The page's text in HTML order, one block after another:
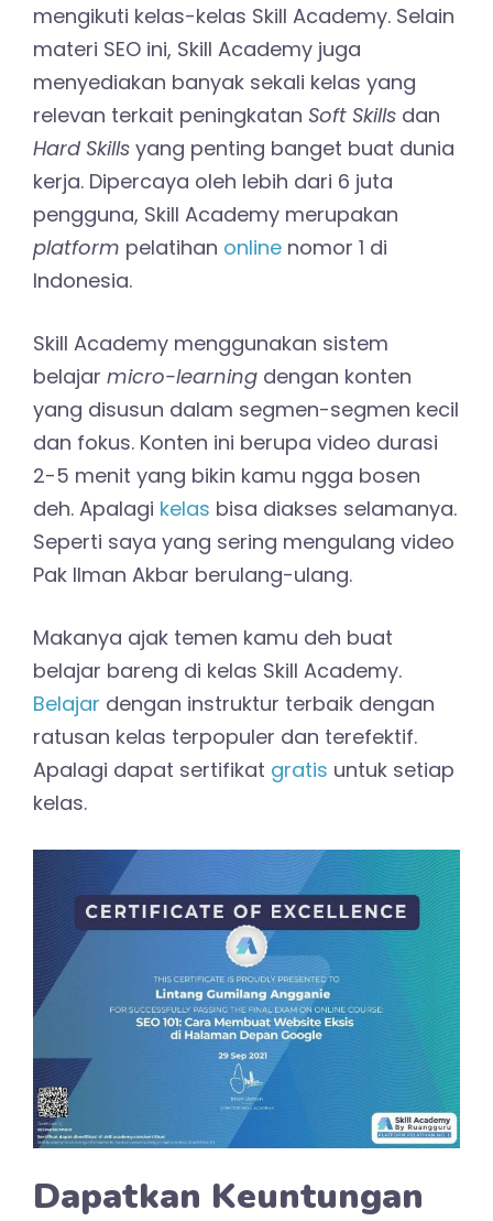
mengikuti kelas-kelas Skill Academy. Selain
materi SEO ini, Skill Academy juga
menyediakan banyak sekali kelas yang
relevan terkait peningkatan Soft Skills dan
Hard Skills yang penting banget buat dunia
kerja. Dipercaya oleh lebih dari 6 juta
pengguna, Skill Academy merupakan
platform pelatihan online nomor 1 di
Indonesia.
Skill Academy menggunakan sistem
belajar micro-learning dengan konten
yang disusun dalam segmen-segmen kecil
dan fokus. Konten ini berupa video durasi
2-5 menit yang bikin kamu ngga bosen
deh. Apalagi kelas bisa diakses selamanya.
Seperti saya yang sering mengulang video
Pak Ilman Akbar berulang-ulang.
Makanya ajak temen kamu deh buat
belajar bareng di kelas Skill Academy.
Belajar dengan instruktur terbaik dengan
ratusan kelas terpopuler dan terefektif.
Apalagi dapat sertifikat gratis untuk setiap
kelas.
Dapatkan Keuntungan